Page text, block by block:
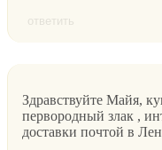
ответить
Здравствуйте Майя,
первородный злак ,
доставки почтой в